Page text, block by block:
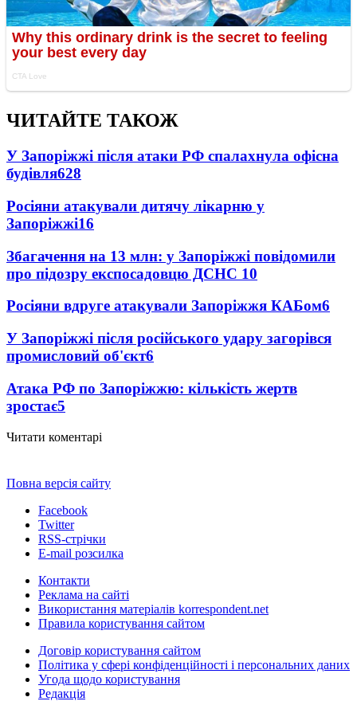
ЧИТАЙТЕ ТАКОЖ
У Запоріжжі після атаки РФ спалахнула офісна
будівля628
Росіяни атакували дитячу лікарню у
Запоріжжі16
Збагачення на 13 млн: у Запоріжжі повідомили
про підозру експосадовцю ДСНС 10
Росіяни вдруге атакували Запоріжжя КАБом6
У Запоріжжі після російського удару загорівся
промисловий об'єкт6
Атака РФ по Запоріжжю: кількість жертв
зростає5
Читати коментарі
Повна версія сайту
Facebook
Twitter
RSS-стрічки
E-mail розсилка
Контакти
Реклама на сайті
Використання матеріалів korrespondent.net
Правила користування сайтом
Договір користування сайтом
Політика у сфері конфіденційності і персональних даних
Угода щодо користування
Редакція